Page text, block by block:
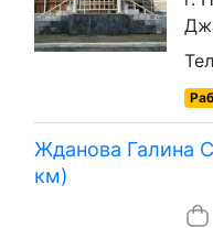
Жданова Галина
км)